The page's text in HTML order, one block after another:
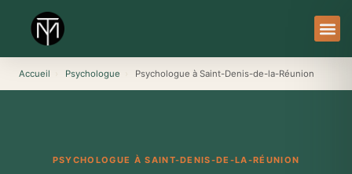
contenu
Accueil Psychologue Psychologue à Saint-Denis-de-la-Réunion
PSYCHOLOGUE À SAINT-DENIS-DE-LA-RÉUNION